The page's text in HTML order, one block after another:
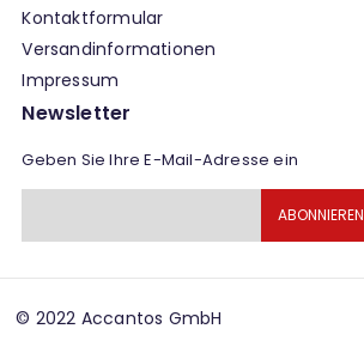
Kontaktformular
Versandinformationen
Impressum
Newsletter
Geben Sie Ihre E-Mail-Adresse ein
sich
Newsletter
ABONNIEREN
© 2022 Accantos GmbH